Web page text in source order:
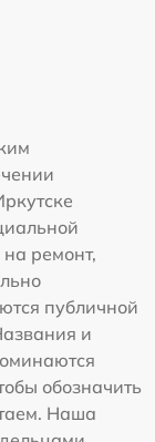
ремонт,
публичной
и
обозначить
Наша